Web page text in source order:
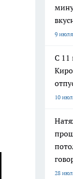
9 июля
С 11
10
28